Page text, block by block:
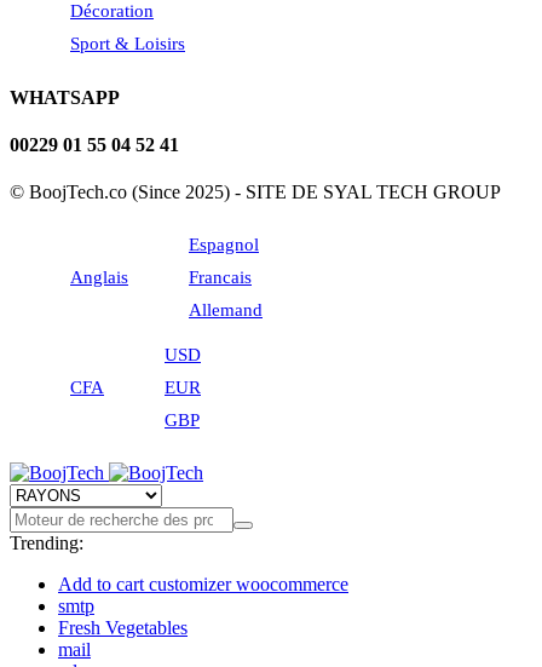
Décoration
Sport & Loisirs
WHATSAPP
00229 01 55 04 52 41
© BoojTech.co (Since 2025) - SITE DE SYAL TECH GROUP
Anglais
Espagnol
Francais
Allemand
CFA
USD
EUR
GBP
Trending:
Add to cart customizer woocommerce
smtp
Fresh Vegetables
mail